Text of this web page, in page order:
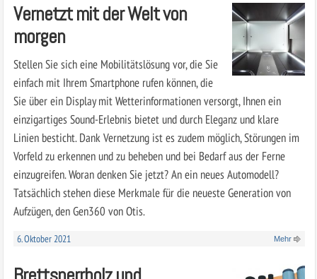
Vernetzt mit der Welt von
morgen
Stellen Sie sich eine Mobilitätslösung vor, die Sie
einfach mit Ihrem Smartphone rufen können, die
Sie über ein Display mit Wetterinformationen versorgt, Ihnen ein
einzigartiges Sound-Erlebnis bietet und durch Eleganz und klare
Linien besticht. Dank Vernetzung ist es zudem möglich, Störungen im
Vorfeld zu erkennen und zu beheben und bei Bedarf aus der Ferne
einzugreifen. Woran denken Sie jetzt? An ein neues Automodell?
Tatsächlich stehen diese Merkmale für die neueste Generation von
Aufzügen, den Gen360 von Otis.
6. Oktober 2021 Mehr